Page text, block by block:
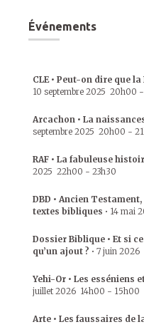
Événements
CLE • Peut-on dire que
10 septembre 2025 20h00 -
Arcachon • La
septembre 2025 20h00 -
RAF • La fabuleuse
2025 22h00 - 23h30
DBD • Ancien
textes bibliques • 14 mai
Dossier Biblique • Et si
qu’un ajout ? • 7 juin 2026
Yehi-Or • Les esséniens
juillet 2026 14h00 - 15h00
Arte • Les faussaires de